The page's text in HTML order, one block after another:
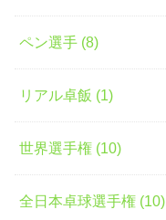
ペン選手 (8)
リアル卓飯 (1)
世界選手権 (10)
全日本卓球選手権 (10)